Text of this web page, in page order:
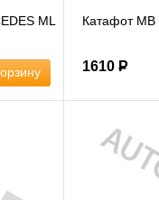
ML
Катафот MB
1610 Р